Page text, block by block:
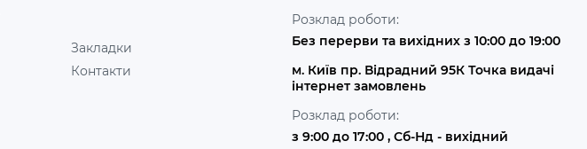
Закладки
Контакти
Розклад роботи:
Без перерви та вихідних з 10:00 до 19:00
м. Київ пр. Відрадний 95К Точка видачі
інтернет замовлень
Розклад роботи:
з 9:00 до 17:00 , Сб-Нд - вихідний